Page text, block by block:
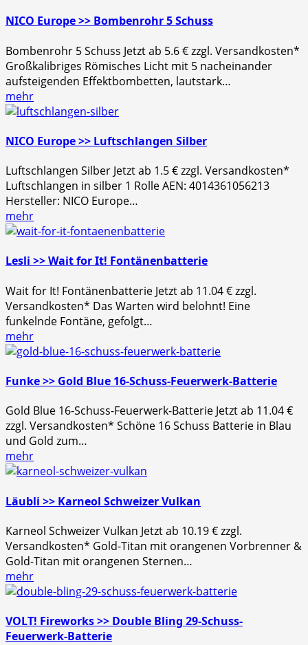
NICO Europe >> Bombenrohr 5 Schuss
Bombenrohr 5 Schuss Jetzt ab 5.6 € zzgl. Versandkosten*
Großkalibriges Römisches Licht mit 5 nacheinander
aufsteigenden Effektbombetten, lautstark…
mehr
NICO Europe >> Luftschlangen Silber
Luftschlangen Silber Jetzt ab 1.5 € zzgl. Versandkosten*
Luftschlangen in silber 1 Rolle AEN: 4014361056213
Hersteller: NICO Europe…
mehr
Lesli >> Wait for It! Fontänenbatterie
Wait for It! Fontänenbatterie Jetzt ab 11.04 € zzgl.
Versandkosten* Das Warten wird belohnt! Eine
funkelnde Fontäne, gefolgt…
mehr
Funke >> Gold Blue 16-Schuss-Feuerwerk-Batterie
Gold Blue 16-Schuss-Feuerwerk-Batterie Jetzt ab 11.04 €
zzgl. Versandkosten* Schöne 16 Schuss Batterie in Blau
und Gold zum…
mehr
Läubli >> Karneol Schweizer Vulkan
Karneol Schweizer Vulkan Jetzt ab 10.19 € zzgl.
Versandkosten* Gold-Titan mit orangenen Vorbrenner &
Gold-Titan mit orangenen Sternen…
mehr
VOLT! Fireworks >> Double Bling 29-Schuss-
Feuerwerk-Batterie